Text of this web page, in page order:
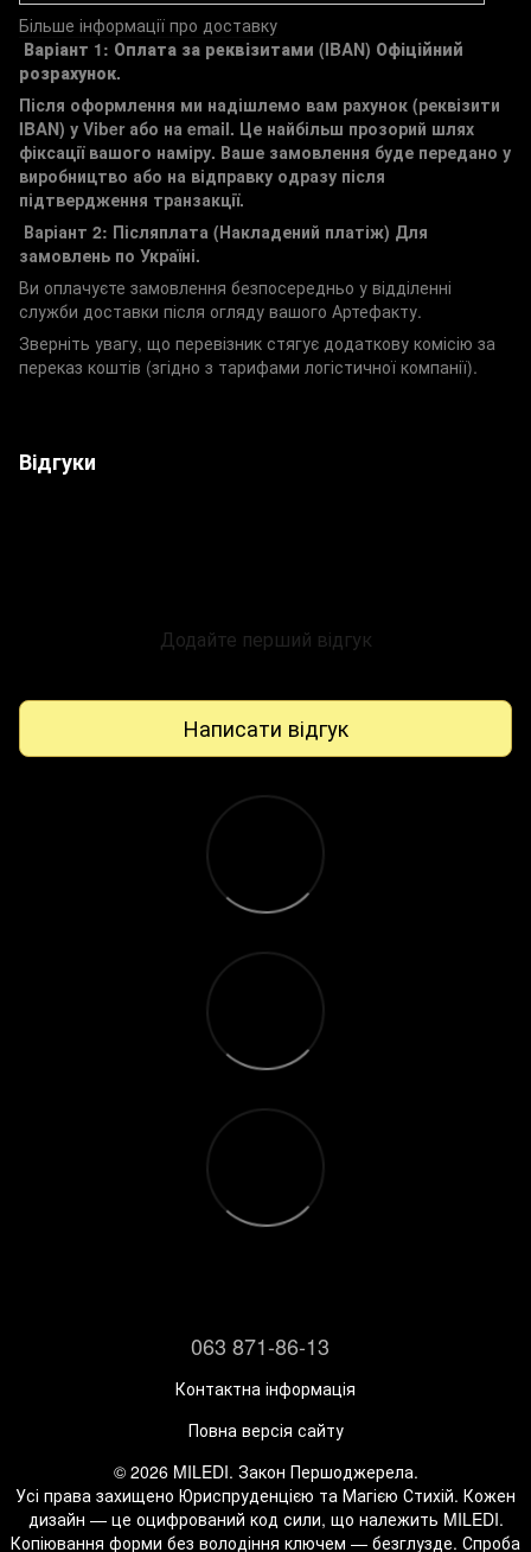
Більше інформації про доставку
Варіант 1: Оплата за реквізитами (IBAN) Офіційний
розрахунок.
Після оформлення ми надішлемо вам рахунок (реквізити
IBAN) у Viber або на email. Це найбільш прозорий шлях
фіксації вашого наміру. Ваше замовлення буде передано у
виробництво або на відправку одразу після
підтвердження транзакції.
Варіант 2: Післяплата (Накладений платіж) Для
замовлень по Україні.
Ви оплачуєте замовлення безпосередньо у відділенні
служби доставки після огляду вашого Артефакту.
Зверніть увагу, що перевізник стягує додаткову комісію за
переказ коштів (згідно з тарифами логістичної компанії).
Відгуки
Додайте перший відгук
Написати відгук
063 871-86-13
Контактна інформація
Повна версія сайту
© 2026 MILEDI. Закон Першоджерела.
Усі права захищено Юриспруденцією та Магією Стихій. Кожен
дизайн — це оцифрований код сили, що належить MILEDI.
Копіювання форми без володіння ключем — безглузде. Спроба